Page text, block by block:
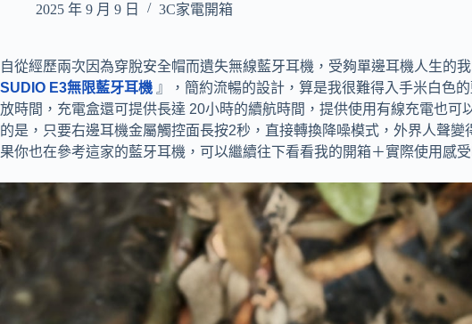
2025 年 9 月 9 日 3C家電開箱
自從經歷兩次因為穿脫安全帽而遺失無線藍牙耳機，受夠單邊耳機人生的
SUDIO E3無限藍牙耳機 』，簡約流暢的設計，算是我很難得入手米白色
放時間，充電盒還可提供長達 20小時的續航時間，提供使用有線充電也可
的是，只要右邊耳機金屬觸控面長按2秒，直接轉換降噪模式，外界人聲
果你也在參考這家的藍牙耳機，可以繼續往下看看我的開箱＋實際使用感受